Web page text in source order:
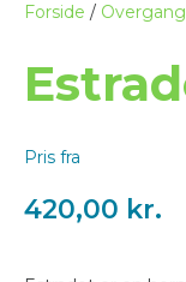
Forside /
Pris fra
420,00 kr.